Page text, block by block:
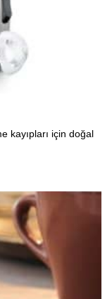
kayıpları için doğal